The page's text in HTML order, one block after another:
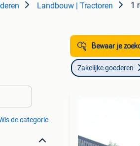
Landbouw | Tractoren 1
de categorie
Bewaar je
Zakelijke goederen